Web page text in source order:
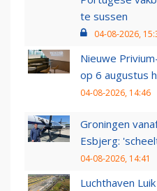
te sussen
04-08-2026,
Nieuwe
op 6 augustus
04-08-2026, 14:46
Groningen
Esbjerg:
04-08-2026, 14:41
Luchthaven